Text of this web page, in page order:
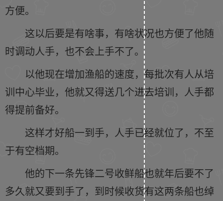
方便。
这以后要是有啥事，有啥状况也方便了他随
时调动人手，也不会上手不了。
以他现在增加渔船的速度，每批次有人从培
训中心毕业，他就又得送几个进去培训，人手都
得提前备好。
这样才好船一到手，人手已经就位了，不至
于有空档期。
他的下一条先锋二号收鲜船也就年后要不了
多久就又要到手了，到时候收货有这两条船也绰